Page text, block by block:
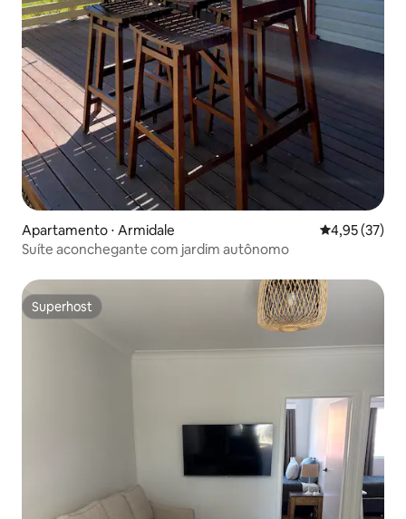
Apartamento ⋅ Armidale 4,95 de uma
4,95 (37)
Suíte aconchegante com jardim autônomo
Superhost
Superhost